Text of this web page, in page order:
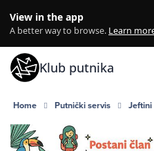
View in the app
A better way to browse. Learn
Klub putnika
Home Putnički servis Jeftini